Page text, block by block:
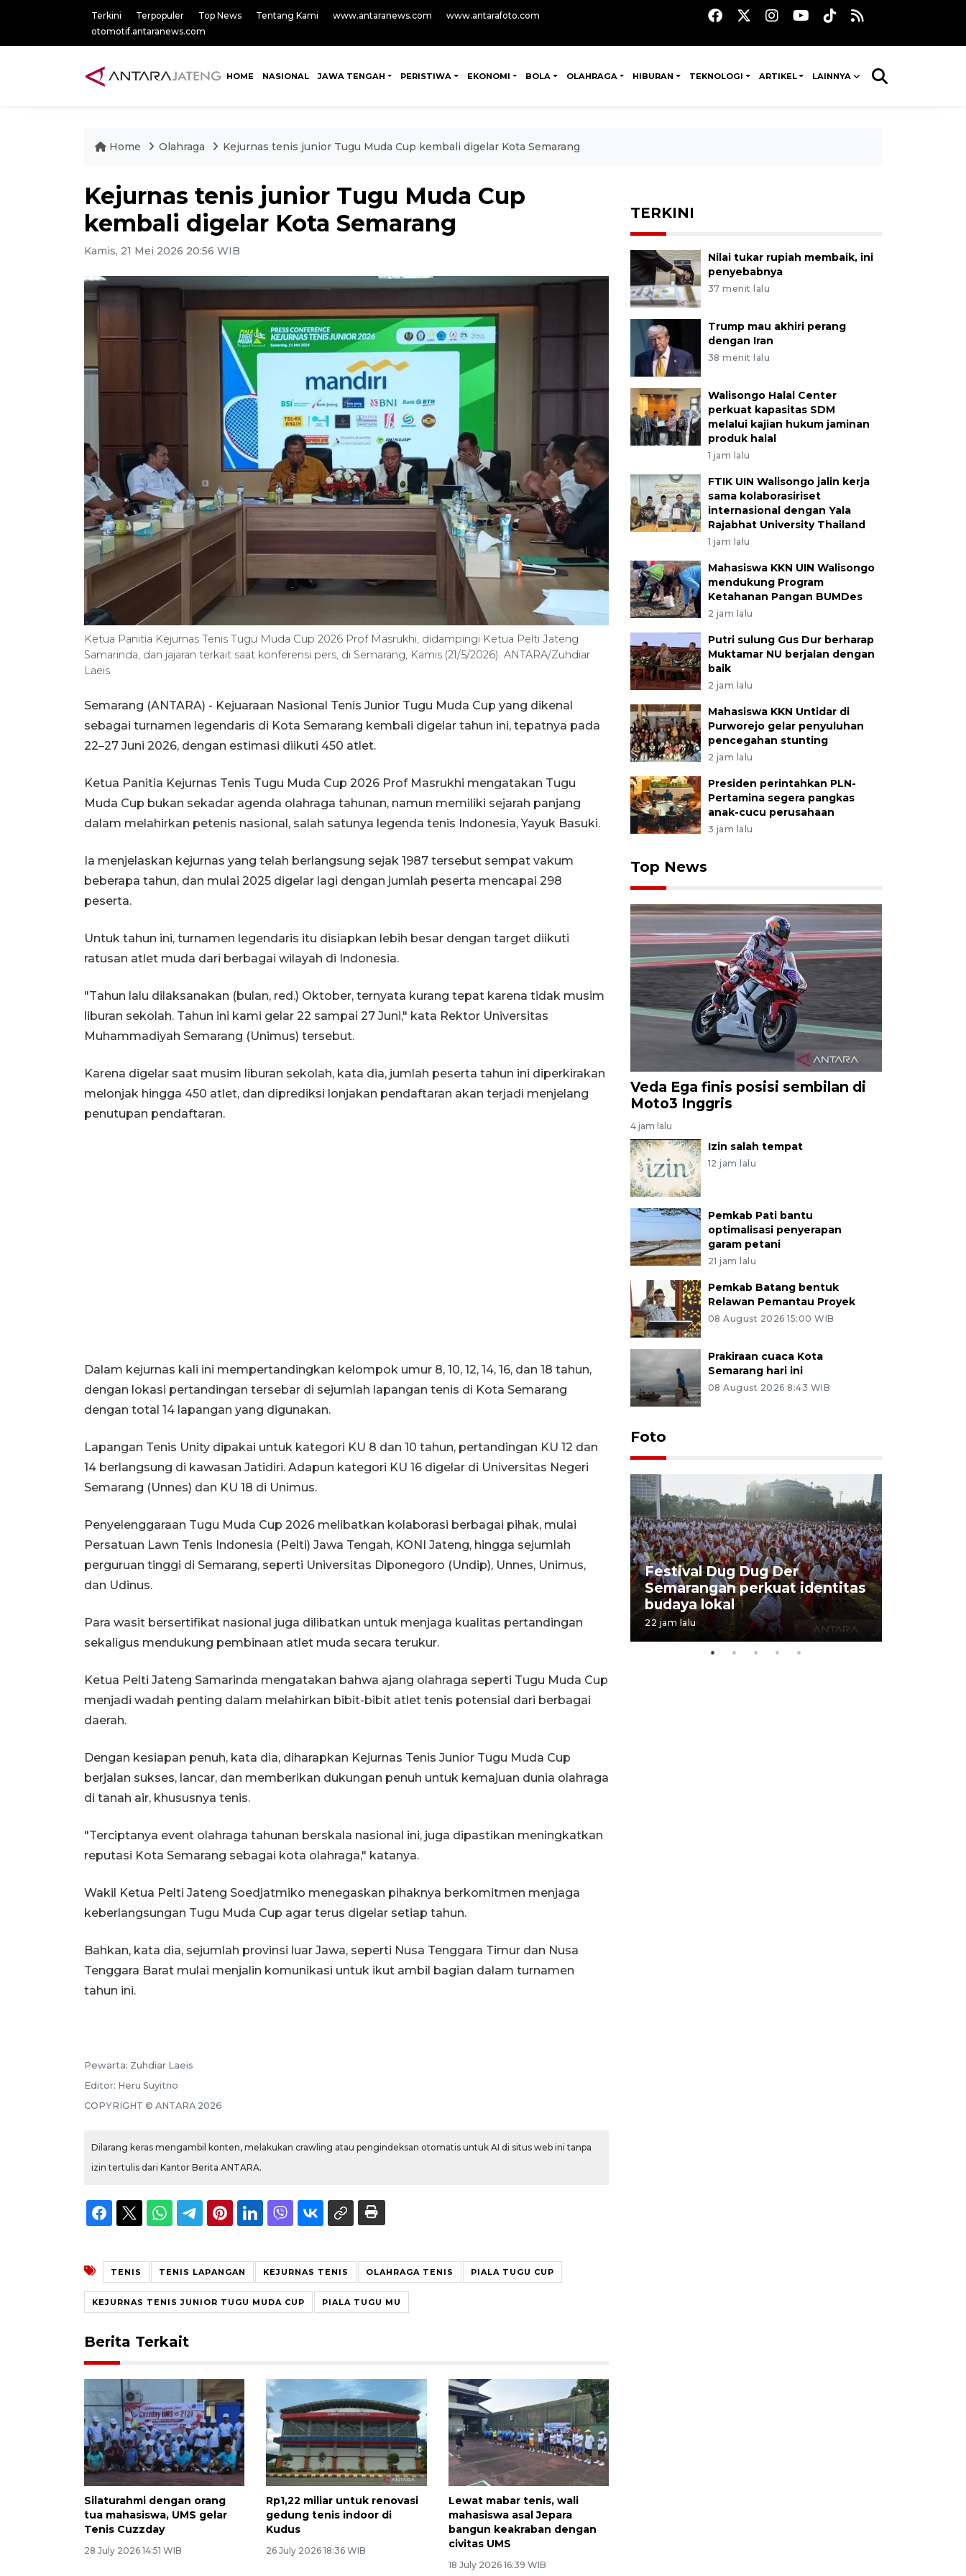
Terkini Terpopuler Top News Tentang Kami www.antaranews.com
www.antarafoto.com
otomotif.antaranews.com
HOME NASIONAL JAWA TENGAH PERISTIWA EKONOMI BOLA OLAHRAGA HIBURAN TEKNOLOGI ARTIKEL LAINNYA
Home Olahraga Kejurnas tenis junior Tugu Muda Cup kembali digelar Kota Semarang
Kejurnas tenis junior Tugu Muda Cup
kembali digelar Kota Semarang
Kamis, 21 Mei 2026 20:56 WIB
Ketua Panitia Kejurnas Tenis Tugu Muda Cup 2026 Prof Masrukhi, didampingi Ketua Pelti Jateng
Samarinda, dan jajaran terkait saat konferensi pers, di Semarang, Kamis (21/5/2026). ANTARA/Zuhdiar
Laeis
Semarang (ANTARA) - Kejuaraan Nasional Tenis Junior Tugu Muda Cup yang dikenal
sebagai turnamen legendaris di Kota Semarang kembali digelar tahun ini, tepatnya pada
22–27 Juni 2026, dengan estimasi diikuti 450 atlet.
Ketua Panitia Kejurnas Tenis Tugu Muda Cup 2026 Prof Masrukhi mengatakan Tugu
Muda Cup bukan sekadar agenda olahraga tahunan, namun memiliki sejarah panjang
dalam melahirkan petenis nasional, salah satunya legenda tenis Indonesia, Yayuk Basuki.
Ia menjelaskan kejurnas yang telah berlangsung sejak 1987 tersebut sempat vakum
beberapa tahun, dan mulai 2025 digelar lagi dengan jumlah peserta mencapai 298
peserta.
Untuk tahun ini, turnamen legendaris itu disiapkan lebih besar dengan target diikuti
ratusan atlet muda dari berbagai wilayah di Indonesia.
"Tahun lalu dilaksanakan (bulan, red.) Oktober, ternyata kurang tepat karena tidak musim
liburan sekolah. Tahun ini kami gelar 22 sampai 27 Juni," kata Rektor Universitas
Muhammadiyah Semarang (Unimus) tersebut.
Karena digelar saat musim liburan sekolah, kata dia, jumlah peserta tahun ini diperkirakan
melonjak hingga 450 atlet, dan diprediksi lonjakan pendaftaran akan terjadi menjelang
penutupan pendaftaran.
Dalam kejurnas kali ini mempertandingkan kelompok umur 8, 10, 12, 14, 16, dan 18 tahun,
dengan lokasi pertandingan tersebar di sejumlah lapangan tenis di Kota Semarang
dengan total 14 lapangan yang digunakan.
Lapangan Tenis Unity dipakai untuk kategori KU 8 dan 10 tahun, pertandingan KU 12 dan
14 berlangsung di kawasan Jatidiri. Adapun kategori KU 16 digelar di Universitas Negeri
Semarang (Unnes) dan KU 18 di Unimus.
Penyelenggaraan Tugu Muda Cup 2026 melibatkan kolaborasi berbagai pihak, mulai
Persatuan Lawn Tenis Indonesia (Pelti) Jawa Tengah, KONI Jateng, hingga sejumlah
perguruan tinggi di Semarang, seperti Universitas Diponegoro (Undip), Unnes, Unimus,
dan Udinus.
Para wasit bersertifikat nasional juga dilibatkan untuk menjaga kualitas pertandingan
sekaligus mendukung pembinaan atlet muda secara terukur.
Ketua Pelti Jateng Samarinda mengatakan bahwa ajang olahraga seperti Tugu Muda Cup
menjadi wadah penting dalam melahirkan bibit-bibit atlet tenis potensial dari berbagai
daerah.
Dengan kesiapan penuh, kata dia, diharapkan Kejurnas Tenis Junior Tugu Muda Cup
berjalan sukses, lancar, dan memberikan dukungan penuh untuk kemajuan dunia olahraga
di tanah air, khususnya tenis.
"Terciptanya event olahraga tahunan berskala nasional ini, juga dipastikan meningkatkan
reputasi Kota Semarang sebagai kota olahraga," katanya.
Wakil Ketua Pelti Jateng Soedjatmiko menegaskan pihaknya berkomitmen menjaga
keberlangsungan Tugu Muda Cup agar terus digelar setiap tahun.
Bahkan, kata dia, sejumlah provinsi luar Jawa, seperti Nusa Tenggara Timur dan Nusa
Tenggara Barat mulai menjalin komunikasi untuk ikut ambil bagian dalam turnamen
tahun ini.
Pewarta: Zuhdiar Laeis
Editor: Heru Suyitno
COPYRIGHT © ANTARA 2026
Dilarang keras mengambil konten, melakukan crawling atau pengindeksan otomatis untuk AI di situs web ini tanpa
izin tertulis dari Kantor Berita ANTARA.
TENIS TENIS LAPANGAN KEJURNAS TENIS OLAHRAGA TENIS PIALA TUGU CUP
KEJURNAS TENIS JUNIOR TUGU MUDA CUP PIALA TUGU MU
Berita Terkait
Silaturahmi dengan orang
tua mahasiswa, UMS gelar
Tenis Cuzzday
28 July 2026 14:51 WIB
Rp1,22 miliar untuk renovasi
gedung tenis indoor di
Kudus
26 July 2026 18:36 WIB
Lewat mabar tenis, wali
mahasiswa asal Jepara
bangun keakraban dengan
civitas UMS
18 July 2026 16:39 WIB
TERKINI
Nilai tukar rupiah membaik, ini
penyebabnya
37 menit lalu
Trump mau akhiri perang
dengan Iran
38 menit lalu
Walisongo Halal Center
perkuat kapasitas SDM
melalui kajian hukum jaminan
produk halal
1 jam lalu
FTIK UIN Walisongo jalin kerja
sama kolaborasiriset
internasional dengan Yala
Rajabhat University Thailand
1 jam lalu
Mahasiswa KKN UIN Walisongo
mendukung Program
Ketahanan Pangan BUMDes
2 jam lalu
Putri sulung Gus Dur berharap
Muktamar NU berjalan dengan
baik
2 jam lalu
Mahasiswa KKN Untidar di
Purworejo gelar penyuluhan
pencegahan stunting
2 jam lalu
Presiden perintahkan PLN-
Pertamina segera pangkas
anak-cucu perusahaan
3 jam lalu
Top News
Veda Ega finis posisi sembilan di
Moto3 Inggris
4 jam lalu
Izin salah tempat
12 jam lalu
Pemkab Pati bantu
optimalisasi penyerapan
garam petani
21 jam lalu
Pemkab Batang bentuk
Relawan Pemantau Proyek
08 August 2026 15:00 WIB
Prakiraan cuaca Kota
Semarang hari ini
08 August 2026 8:43 WIB
Foto
29 July 2026 21:38 WIB
Festival Dug Dug Der
Semarangan perkuat identitas
budaya lokal
22 jam lalu